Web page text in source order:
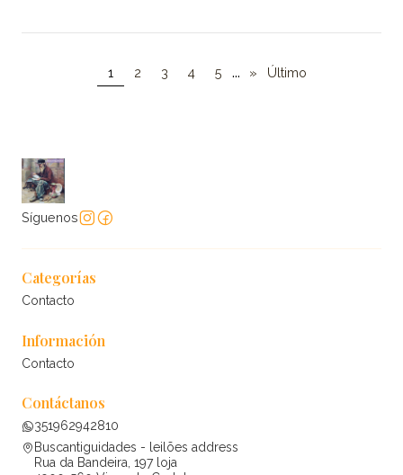
1 2 3 4 5 ... » Último
Síguenos
Categorías
Contacto
Información
Contacto
Contáctanos
351962942810
Buscantiguidades - leilões address
Rua da Bandeira, 197 loja